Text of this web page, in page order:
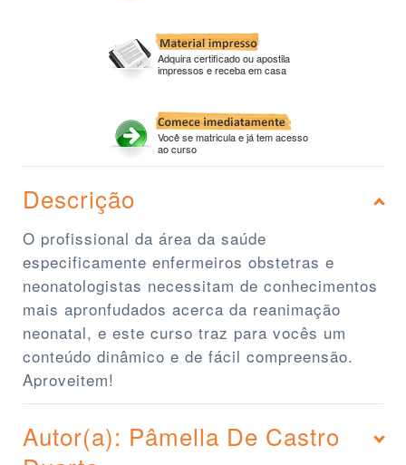
Adquira certificado ou apostila
impressos e receba em casa
Você se matricula e já tem acesso
ao curso
Descrição
O profissional da área da saúde
especificamente enfermeiros obstetras e
neonatologistas necessitam de conhecimentos
mais apronfudados acerca da reanimação
neonatal, e este curso traz para vocês um
conteúdo dinâmico e de fácil compreensão.
Aproveitem!
Autor(a): Pâmella De Castro